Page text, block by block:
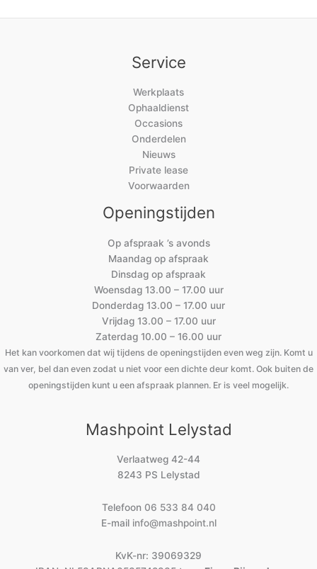
Service
Werkplaats
Ophaaldienst
Occasions
Onderdelen
Nieuws
Private lease
Voorwaarden
Openingstijden
Op afspraak ’s avonds
Maandag op afspraak
Dinsdag op afspraak
Woensdag 13.00 – 17.00 uur
Donderdag 13.00 – 17.00 uur
Vrijdag 13.00 – 17.00 uur
Zaterdag 10.00 – 16.00 uur
Het kan voorkomen dat wij tijdens de openingstijden even weg zijn. Komt u
van ver, bel dan even zodat u niet voor een dichte deur komt. Ook buiten de
openingstijden kunt u een afspraak plannen. Er is veel mogelijk.
Mashpoint Lelystad
Verlaatweg 42-44
8243 PS Lelystad
Telefoon 06 533 84 040
E-mail info@mashpoint.nl
KvK-nr: 39069329